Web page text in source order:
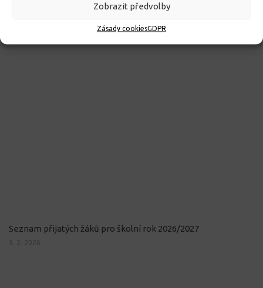
Zobrazit předvolby
Zásady cookiesGDPR
Seznam přijatých žáků pro školní rok 2026/2027
5. 2. 2026